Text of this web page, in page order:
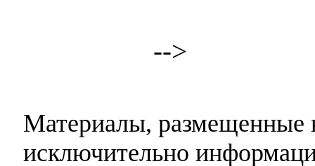
-->
Материалы, размещенные
исключительно